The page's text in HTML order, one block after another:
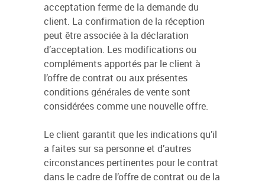
acceptation ferme de la demande du
client. La confirmation de la réception
peut être associée à la déclaration
d’acceptation. Les modifications ou
compléments apportés par le client à
l’offre de contrat ou aux présentes
conditions générales de vente sont
considérées comme une nouvelle offre.
Le client garantit que les indications qu’il
a faites sur sa personne et d’autres
circonstances pertinentes pour le contrat
dans le cadre de l’offre de contrat ou de la